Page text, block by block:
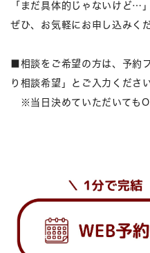
「まだ具体的じゃないけど…
ぜひ、お気軽にお申し込みく
■相談をご希望の方は、予約
り相談希望」とご入力ください
※当日決めていただいても